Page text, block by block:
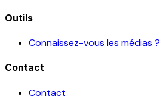
Outils
Connaissez-vous les médias ?
Contact
Contact